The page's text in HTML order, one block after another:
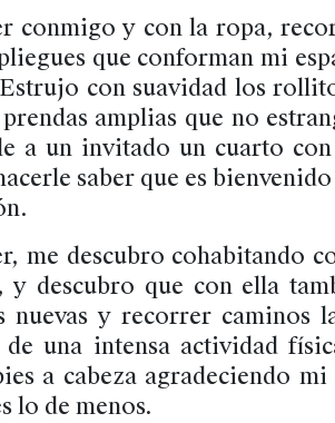
conmigo y con la ropa,
que conforman mi
con suavidad los
amplias que no
a un invitado un cuarto
saber que es
me descubro cohabitando
y descubro que con ella
nuevas y recorrer caminos
de una intensa actividad
a cabeza agradeciendo
lo de menos.